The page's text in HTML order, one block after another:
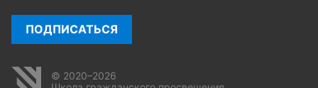
ПОДПИСАТЬСЯ
© 2020–2026